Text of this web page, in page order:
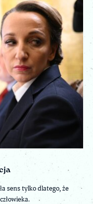
sens tylko dlatego, że